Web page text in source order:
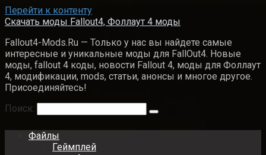
Перейти к контенту
Скачать моды Fallout4, Фоллаут 4 моды
Fallout4-Mods.Ru — Только у нас вы найдете самые
интересные и уникальные моды для FallOut4. Новые
моды, fallout 4 коды, новости Fallout 4, моды для Фоллаут
4, модификации, mods, статьи, анонсы и многое другое.
Присоединяйтесь!
Поиск:
Файлы
Геймплей